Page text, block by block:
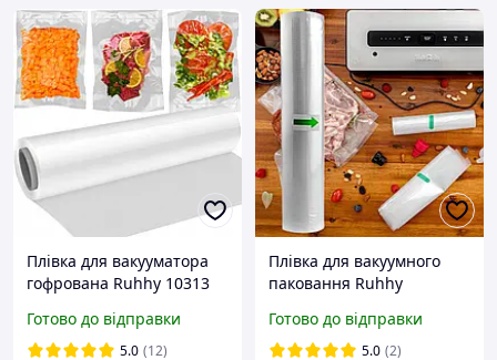
Плівка для вакууматора
гофрована Ruhhy 10313
Готово до відправки
5.0 (12)
Плівка для вакуумного
паковання Ruhhy
(28x600 см, рельєфна, для
всіх типів вакууматорів)
Готово до відправки
5.0 (2)